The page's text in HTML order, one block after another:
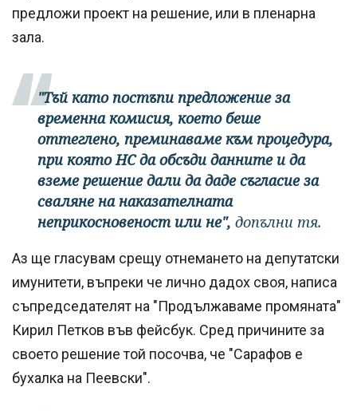
предложи проект на решение, или в пленарна
зала.
"Тъй като постъпи предложение за
временна комисия, което беше
оттеглено, преминаваме към процедура,
при която НС да обсъди данните и да
вземе решение дали да даде съгласие за
сваляне на наказателната
неприкосновеност или не", допълни тя.
Аз ще гласувам срещу отнемането на депутатски
имунитети, въпреки че лично дадох своя, написа
съпредседателят на "Продължаваме промяната"
Кирил Петков във фейсбук. Сред причините за
своето решение той посочва, че "Сарафов е
бухалка на Пеевски".